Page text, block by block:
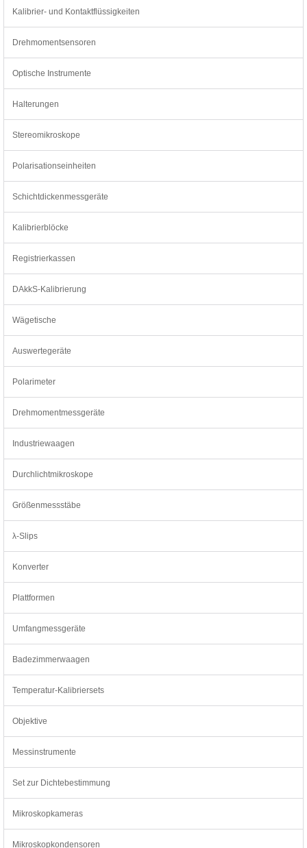
Kalibrier- und Kontaktflüssigkeiten
Drehmomentsensoren
Optische Instrumente
Halterungen
Stereomikroskope
Polarisationseinheiten
Schichtdickenmessgeräte
Kalibrierblöcke
Registrierkassen
DAkkS-Kalibrierung
Wägetische
Auswertegeräte
Polarimeter
Drehmomentmessgeräte
Industriewaagen
Durchlichtmikroskope
Größenmessstäbe
λ-Slips
Konverter
Plattformen
Umfangmessgeräte
Badezimmerwaagen
Temperatur-Kalibriersets
Objektive
Messinstrumente
Set zur Dichtebestimmung
Mikroskopkameras
Mikroskopkondensoren